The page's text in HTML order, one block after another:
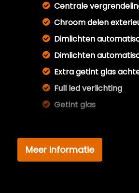
Centrale
Chroom delen
Dimlichten
Dimlichten
Extra getint glas
Full led verlichting
Getint glas
Led achterlichten
Led dagrijverlichting
Meer informatie